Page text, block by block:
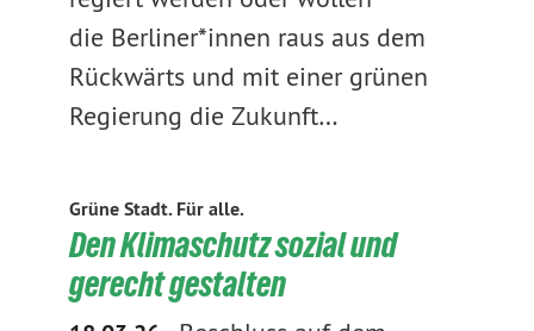
die Berliner*innen raus aus dem
Rückwärts und mit einer grünen
Regierung die Zukunft…
Grüne Stadt. Für alle.
Den Klimaschutz sozial und
gerecht gestalten